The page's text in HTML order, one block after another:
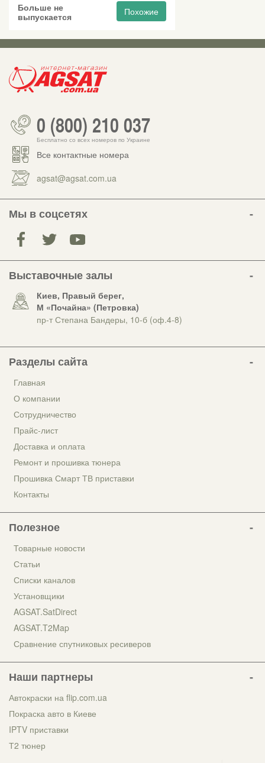
Больше не
выпускается
Похожие
0 (800) 210 037
Бесплатно со всех номеров по Украине
Все контактные номера
agsat@agsat.com.ua
Мы в соцсетях
Выставочные залы
Киев, Правый берег,
М «Почайна» (Петровка)
пр-т Степана Бандеры, 10-б (оф.4-8)
Разделы сайта
Главная
О компании
Сотрудничество
Прайс-лист
Доставка и оплата
Ремонт и прошивка тюнера
Прошивка Смарт ТВ приставки
Контакты
Полезное
Товарные новости
Статьи
Списки каналов
Установщики
AGSAT.SatDirect
AGSAT.T2Map
Сравнение спутниковых ресиверов
Наши партнеры
Автокраски на flip.com.ua
Покраска авто в Киеве
IPTV приставки
Т2 тюнер